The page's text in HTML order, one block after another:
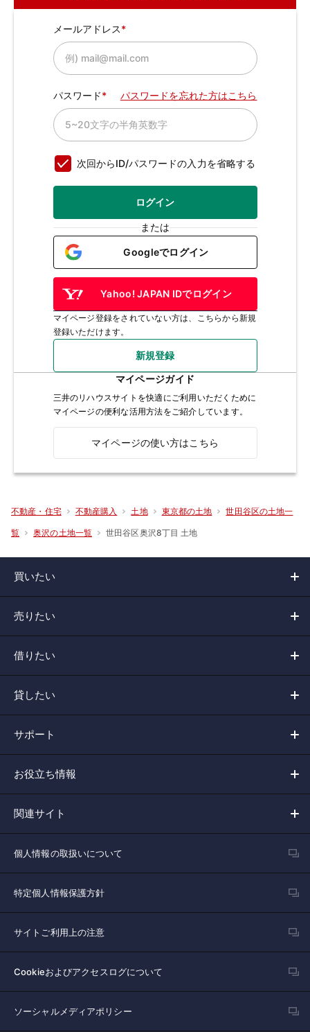
メールアドレス
パスワード パスワードを忘れた方はこちら
次回からID/パスワードの入力を省略する
ログイン
または
Googleでログイン
Yahoo! JAPAN IDでログイン
マイページ登録をされていない方は、こちらから新規
登録いただけます。
新規登録
マイページガイド
三井のリハウスサイトを快適にご利用いただくために
マイページの便利な活用方法をご紹介しています。
マイページの使い方はこちら
不動産・住宅 不動産購入 土地 東京都の土地 世田谷区の土地一
覧 奥沢の土地一覧 世田谷区奥沢8丁目 土地
買いたい
売りたい
借りたい
貸したい
サポート
お役立ち情報
関連サイト
個人情報の取扱いについて
特定個人情報保護方針
サイトご利用上の注意
Cookieおよびアクセスログについて
ソーシャルメディアポリシー